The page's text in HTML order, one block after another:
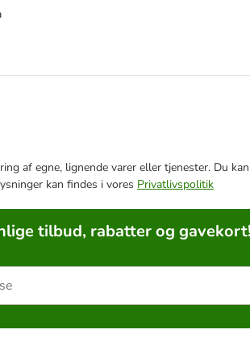
af egne, lignende varer eller tjenester. Du
kan findes i vores Privatlivspolitik
tilbud, rabatter og gavekort!